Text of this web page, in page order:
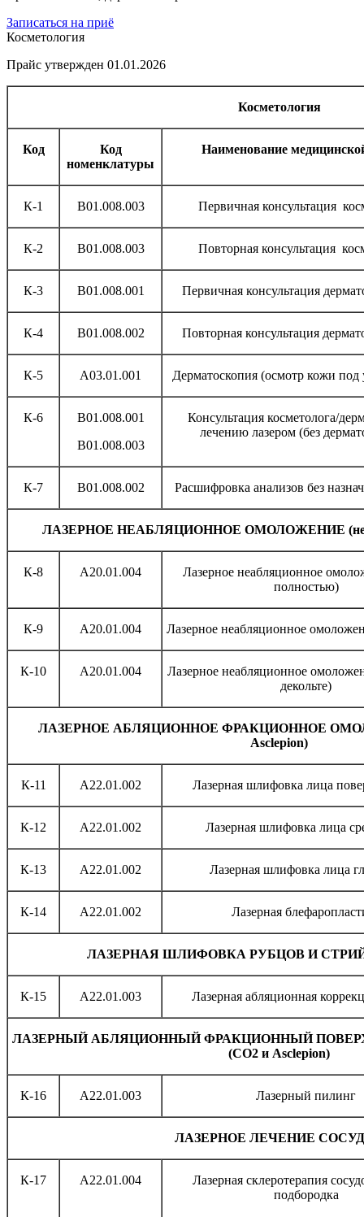
Записаться на приё
Косметология
Прайс утвержден 01.01.2026
Косметология
Код
Код
номенклатуры
Наименование
К-1 B01.008.003 Первичная консультация
К-2 B01.008.003 Повторная консультация
К-3 B01.008.001 Первичная консультация
К-4 B01.008.002 Повторная консультация
К-5 А03.01.001 Дерматоскопия (осмотр кожи под
К-6
B01.008.001
B01.008.003
Консультация косметолога/
лечению лазером (без
К-7 B01.008.002 Расшифровка анализов без
ЛАЗЕРНОЕ НЕАБЛЯЦИОННОЕ ОМОЛОЖЕНИЕ
К-8 A20.01.004
Лазерное неабляционное
полностью)
К-9 A20.01.004 Лазерное неабляционное
К-10 A20.01.004
Лазерное неабляционное
декольте)
ЛАЗЕРНОЕ АБЛЯЦИОННОЕ ФРАКЦИОННОЕ
Asclepion)
К-11 A22.01.002 Лазерная шлифовка лица
К-12 A22.01.002 Лазерная шлифовка лица
К-13 A22.01.002 Лазерная шлифовка лица
К-14 A22.01.002 Лазерная
ЛАЗЕРНАЯ ШЛИФОВКА РУБЦОВ И
К-15 A22.01.003 Лазерная абляционная
ЛАЗЕРНЫЙ АБЛЯЦИОННЫЙ ФРАКЦИОННЫЙ
(СО2 и Asclepion)
К-16 А22.01.003 Лазерный пилинг
ЛАЗЕРНОЕ ЛЕЧЕНИЕ
К-17 А22.01.004
Лазерная склеротерапия
подбородка